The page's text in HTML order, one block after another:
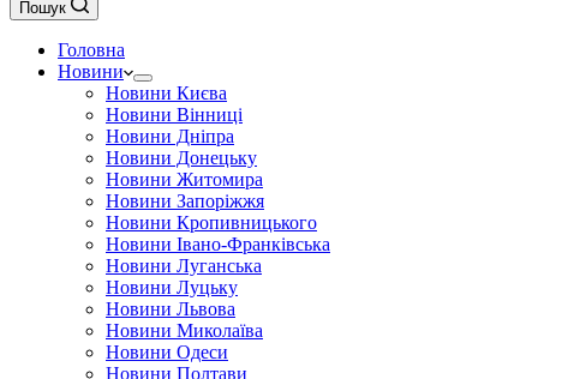
Пошук
Головна
Новини
Новини Києва
Новини Вінниці
Новини Дніпра
Новини Донецьку
Новини Житомира
Новини Запоріжжя
Новини Кропивницького
Новини Івано-Франківська
Новини Луганська
Новини Луцьку
Новини Львова
Новини Миколаїва
Новини Одеси
Новини Полтави